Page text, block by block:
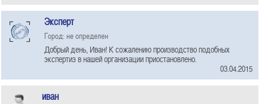
Эксперт
Город: не определен
Добрый день, Иван! К сожалению производство подобных
экспертиз в нашей организации приостановлено.
03.04.2015
иван